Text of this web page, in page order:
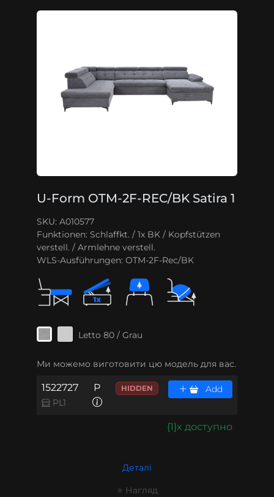
U-Form OTM-2F-REC/BK Satira 1
SKU: A010577
Funktionen: Schlaffkt. / 1x BK / Kopfstützen
verstell. / Armlehne verstell.
WLS-Ausführungen: OTM-2F-Rec/BK
Letto 80 / Grau
Ми можемо виготовити цю модель для вас.
1522727
PL1
P HIDDEN Add
{1}x доступно
Деталі
⭐ Нагляд